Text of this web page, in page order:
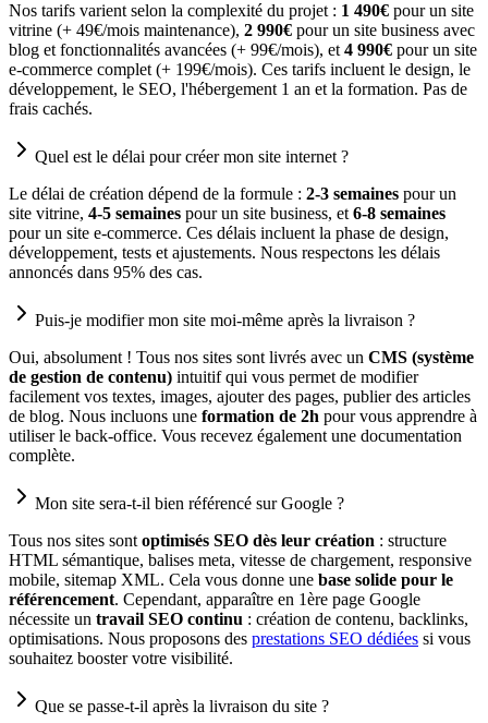
Nos tarifs varient selon la complexité du projet : 1 490€ pour un site
vitrine (+ 49€/mois maintenance), 2 990€ pour un site business avec
blog et fonctionnalités avancées (+ 99€/mois), et 4 990€ pour un site
e-commerce complet (+ 199€/mois). Ces tarifs incluent le design, le
développement, le SEO, l'hébergement 1 an et la formation. Pas de
frais cachés.
Quel est le délai pour créer mon site internet ?
Le délai de création dépend de la formule : 2-3 semaines pour un
site vitrine, 4-5 semaines pour un site business, et 6-8 semaines
pour un site e-commerce. Ces délais incluent la phase de design,
développement, tests et ajustements. Nous respectons les délais
annoncés dans 95% des cas.
Puis-je modifier mon site moi-même après la livraison ?
Oui, absolument ! Tous nos sites sont livrés avec un CMS (système
de gestion de contenu) intuitif qui vous permet de modifier
facilement vos textes, images, ajouter des pages, publier des articles
de blog. Nous incluons une formation de 2h pour vous apprendre à
utiliser le back-office. Vous recevez également une documentation
complète.
Mon site sera-t-il bien référencé sur Google ?
Tous nos sites sont optimisés SEO dès leur création : structure
HTML sémantique, balises meta, vitesse de chargement, responsive
mobile, sitemap XML. Cela vous donne une base solide pour le
référencement. Cependant, apparaître en 1ère page Google
nécessite un travail SEO continu : création de contenu, backlinks,
optimisations. Nous proposons des prestations SEO dédiées si vous
souhaitez booster votre visibilité.
Que se passe-t-il après la livraison du site ?